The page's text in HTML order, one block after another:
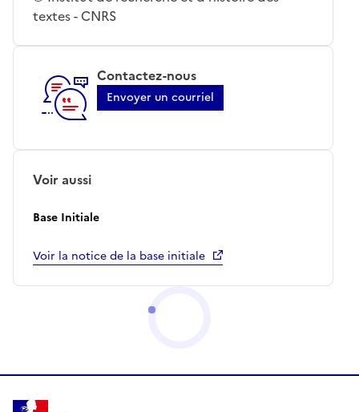
textes - CNRS
Contactez-nous
Envoyer un courriel
Voir aussi
Base Initiale
Voir la notice de la base initiale